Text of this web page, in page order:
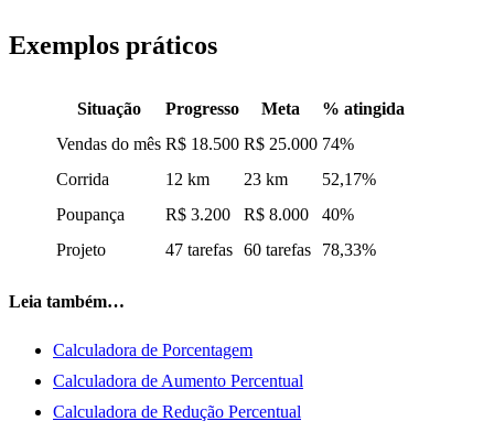
Exemplos práticos
Situação Progresso Meta
% atingida
Vendas do mês R$ 18.500 R$ 25.000 74%
Corrida
12 km 23 km
52,17%
Poupança
R$ 3.200 R$ 8.000
40%
Projeto
47 tarefas 60 tarefas 78,33%
Leia também…
Calculadora de Porcentagem
Calculadora de Aumento Percentual
Calculadora de Redução Percentual